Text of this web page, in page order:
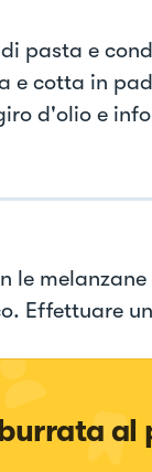
pasta e
e cotta in
d'olio e
le
Effettuare
al